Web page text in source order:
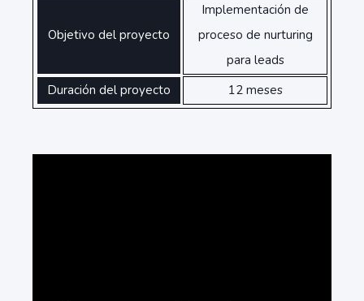
Objetivo del proyecto
Implementación de
proceso de nurturing
para leads
Duración del proyecto
12 meses